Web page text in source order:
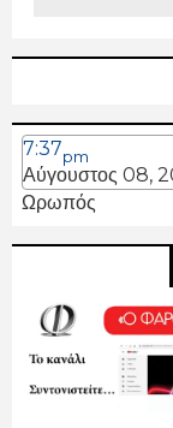
7:37pm
Αύγουστος 08,
Ωρωπός